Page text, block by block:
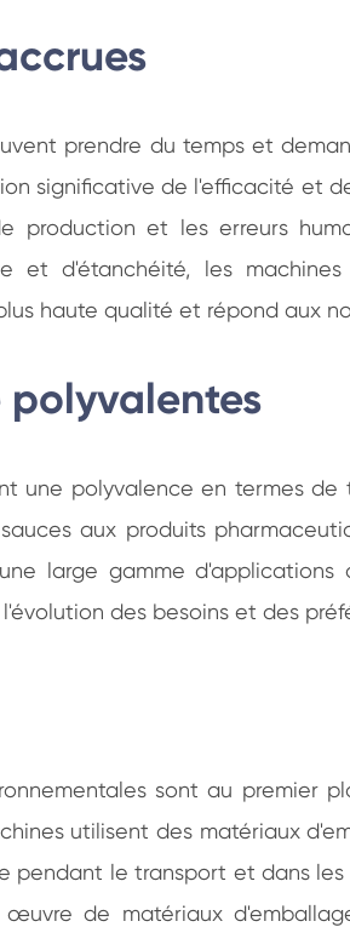
prendre du temps et
significative de l'efficacité et
production et les erreurs
et d'étanchéité, les
haute qualité et répond aux
une polyvalence en termes
aux produits
large gamme
des besoins et des
sont au premier
utilisent des matériaux
pendant le transport et dans
de matériaux